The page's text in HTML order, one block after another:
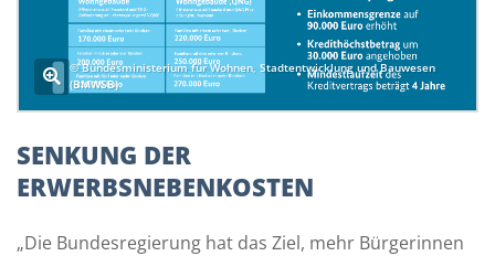
© Bundesministerium für Wohnen, Stadtentwicklung und Bauwesen
(BMWSB)
SENKUNG DER
ERWERBSNEBENKOSTEN
„Die Bundesregierung hat das Ziel, mehr Bürgerinnen